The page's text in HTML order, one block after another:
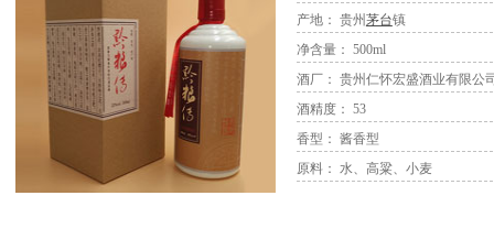
产地： 贵州 茅台镇
净含量： 500ml
酒厂： 贵州仁怀宏盛酒业有限公
酒精度： 53
香型： 酱香型
原料： 水、高粱、小麦